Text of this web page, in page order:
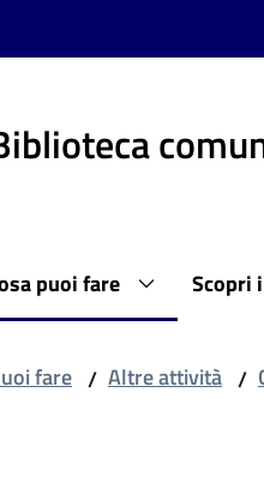
puoi fare Scopri
fare / Altre attività /